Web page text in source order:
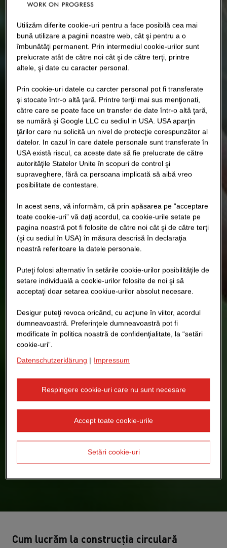
Cum lucrăm la construcția circulară
Utilizăm diferite cookie-uri pentru a face posibilă cea mai
bună utilizare a paginii noastre web, cât şi pentru a o
îmbunătăţi permanent. Prin intermediul cookie-urilor sunt
prelucrate atât de către noi cât şi de către terţi, printre
altele, şi date cu caracter personal.
Prin cookie-uri datele cu carcter personal pot fi transferate
şi stocate într-o altă ţară. Printre terţii mai sus menţionati,
către care se poate face un transfer de date într-o altă ţară,
se numără şi Google LLC cu sediul in USA. USA aparţin
ţărilor care nu solicită un nivel de protecţie corespunzător al
datelor. In cazul în care datele personale sunt transferate în
USA există riscul, ca aceste date să fie prelucrate de către
autorităţile Statelor Unite în scopuri de control şi
supraveghere, fără ca persoana implicată să aibă vreo
posibilitate de contestare.
In acest sens, vă informăm, că prin apăsarea pe “acceptare
toate cookie-uri” vă daţi acordul, ca cookie-urile setate pe
pagina noastră pot fi folosite de către noi cât şi de către terţi
(şi cu sediul în USA) în măsura descrisă în declaraţia
noastră referitoare la datele personale.
Puteţi folosi alternativ în setările cookie-urilor posibilităţile de
setare individuală a cookie-urilor folosite de noi şi să
acceptaţi doar setarea cookiue-urilor absolut necesare.
Desigur puteţi revoca oricând, cu acţiune în viitor, acordul
dumneavoastră. Preferinţele dumneavoastră pot fi
modificate în politica noastră de confidenţialitate, la “setări
cookie-uri”.
Datenschutzerklärung | Impressum
Respingere cookie-uri care nu sunt necesare
Accept toate cookie-urile
Setări cookie-uri